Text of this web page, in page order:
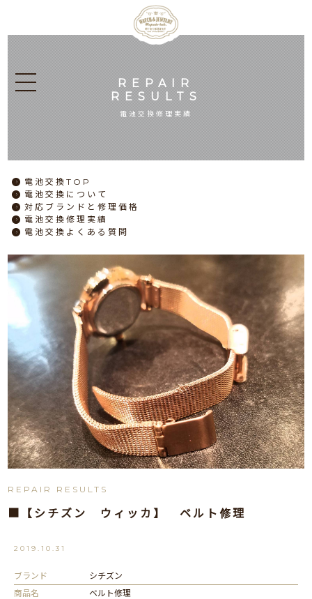
REPAIR
RESULTS
電池交換修理実績
電池交換TOP
電池交換 について
対応ブランドと修理価格
電池交換修理実績
電池交換 よくある質問
REPAIR RESULTS
■【シチズン ウィッカ】 ベルト修理
2019.10.31
ブランド
シチズン
商品名
ベルト修理